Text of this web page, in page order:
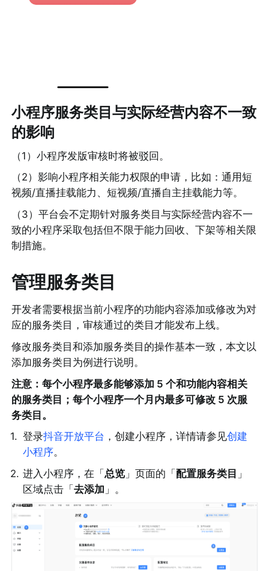
小程序服务类目与实际经营内容不一致
的影响
（1）小程序发版审核时将被驳回。
（2）影响小程序相关能力权限的申请，比如：通用短
视频/直播挂载能力、短视频/直播自主挂载能力等。
（3）平台会不定期针对服务类目与实际经营内容不一
致的小程序采取包括但不限于能力回收、下架等相关限
制措施。
管理服务类目
开发者需要根据当前小程序的功能内容添加或修改为对
应的服务类目，审核通过的类目才能发布上线。
修改服务类目和添加服务类目的操作基本一致，本文以
添加服务类目为例进行说明。
注意：每个小程序最多能够添加 5 个和功能内容相关
的服务类目；每个小程序一个月内最多可修改 5 次服
务类目。
1. 登录抖音开放平台 ，创建小程序，详情请参见创建
小程序。
2. 进入小程序，在「总览 」页面的「配置服务类目 」
区域点击「去添加 」。